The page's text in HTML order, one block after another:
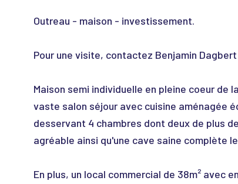
Outreau - maison - investissement.
Pour une visite, contactez Benjamin Dagbert
Maison semi individuelle en pleine coeur de
vaste salon séjour avec cuisine aménagée
desservant 4 chambres dont deux de plus
agréable ainsi qu'une cave saine complète
En plus, un local commercial de 38m²